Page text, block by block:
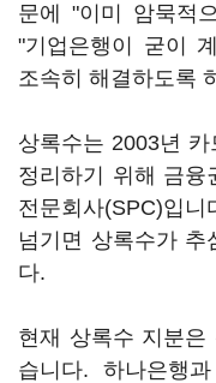
문에 "이미 암묵적
"기업은행이 굳이
조속히 해결하도록
상록수는 2003년
정리하기 위해 금
전문회사(SPC)입
넘기면 상록수가 추
다.
현재 상록수 지분은
습니다. 하나은행과